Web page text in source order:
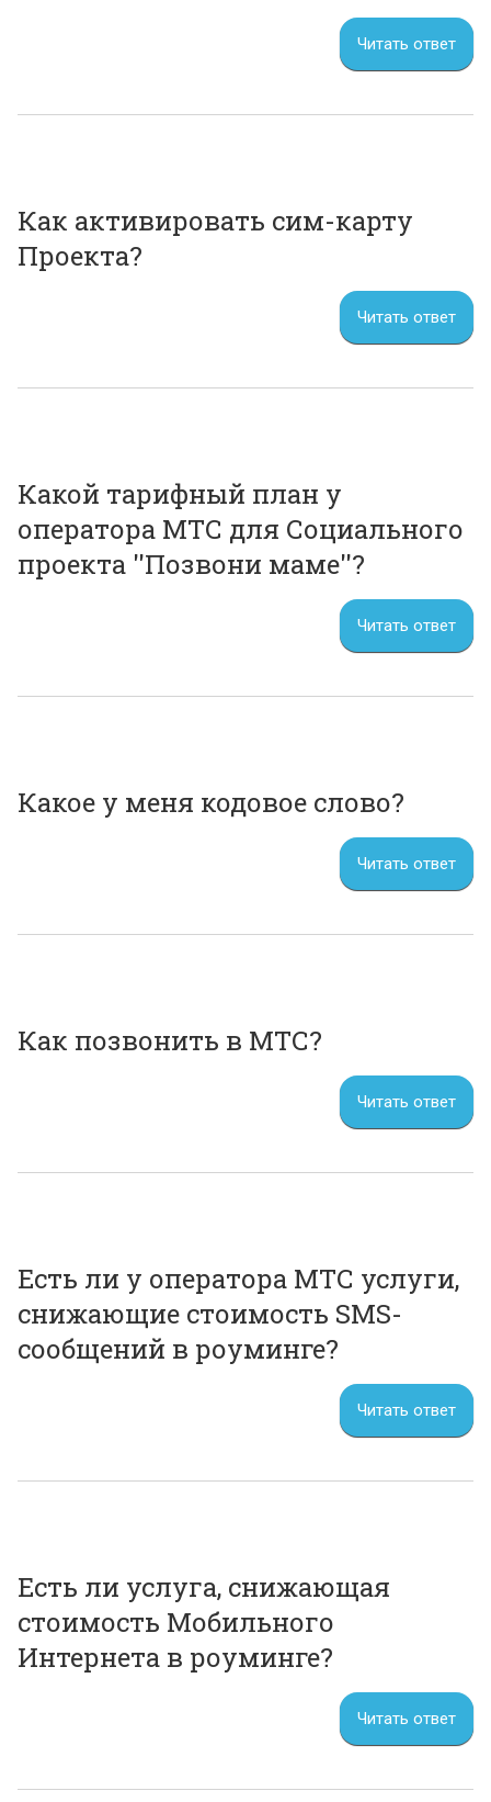
Читать ответ
Как активировать сим-карту
Проекта?
Читать ответ
Какой тарифный план у
оператора МТС для Социального
проекта ''Позвони маме''?
Читать ответ
Какое у меня кодовое слово?
Читать ответ
Как позвонить в МТС?
Читать ответ
Есть ли у оператора МТС услуги,
снижающие стоимость SMS-
сообщений в роуминге?
Читать ответ
Есть ли услуга, снижающая
стоимость Мобильного
Интернета в роуминге?
Читать ответ